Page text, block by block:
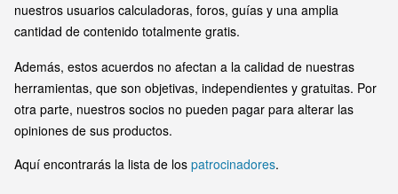
nuestros usuarios calculadoras, foros, guías y una amplia
cantidad de contenido totalmente gratis.
Además, estos acuerdos no afectan a la calidad de nuestras
herramientas, que son objetivas, independientes y gratuitas. Por
otra parte, nuestros socios no pueden pagar para alterar las
opiniones de sus productos.
Aquí encontrarás la lista de los patrocinadores.